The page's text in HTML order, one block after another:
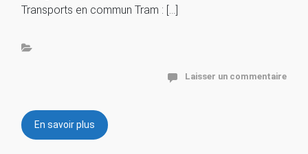
Transports en commun Tram : […]
Laisser un commentaire
En savoir plus